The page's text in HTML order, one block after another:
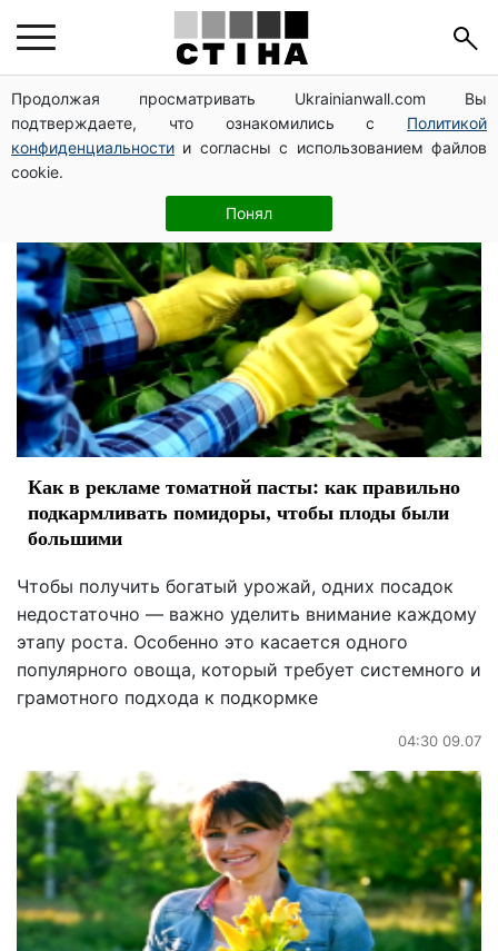
Продолжая просматривать Ukrainianwall.com Вы
подтверждаете, что ознакомились с Политикой
конфиденциальности и согласны с использованием файлов
cookie.
Понял
овощи
Как в рекламе томатной пасты: как правильно
подкармливать помидоры, чтобы плоды были
большими
Чтобы получить богатый урожай, одних посадок
недостаточно — важно уделить внимание каждому
этапу роста. Особенно это касается одного
популярного овоща, который требует системного и
грамотного подхода к подкормке
04:30 09.07